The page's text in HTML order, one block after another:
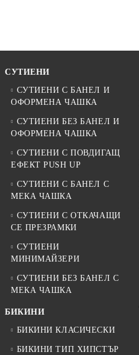
СУТИЕНИ
СУТИЕНИ С БАНЕЛ И
ОФОРМЕНА ЧАШКА
СУТИЕНИ БЕЗ БАНЕЛ И
ОФОРМЕНА ЧАШКА
СУТИЕНИ С ПОВДИГАЩ
ЕФЕКТ PUSH UP
СУТИЕНИ С БАНЕЛ С
МЕКА ЧАШКА
СУТИЕНИ С ОТКАЧАЩИ
СЕ ПРЕЗРАМКИ
СУТИЕНИ
МИНИМАЙЗЕРИ
СУТИЕНИ БЕЗ БАНЕЛ С
МЕКА ЧАШКА
БИКИНИ
БИКИНИ КЛАСИЧЕСКИ
БИКИНИ ТИП ХИПСТЪР